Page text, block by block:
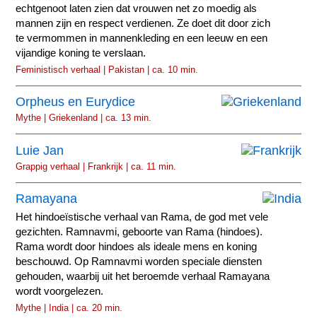
echtgenoot laten zien dat vrouwen net zo moedig als
mannen zijn en respect verdienen. Ze doet dit door zich
te vermommen in mannenkleding en een leeuw en een
vijandige koning te verslaan.
Feministisch verhaal | Pakistan | ca. 10 min.
Orpheus en Eurydice
Mythe | Griekenland | ca. 13 min.
Luie Jan
Grappig verhaal | Frankrijk | ca. 11 min.
Ramayana
Het hindoeïstische verhaal van Rama, de god met vele
gezichten. Ramnavmi, geboorte van Rama (hindoes).
Rama wordt door hindoes als ideale mens en koning
beschouwd. Op Ramnavmi worden speciale diensten
gehouden, waarbij uit het beroemde verhaal Ramayana
wordt voorgelezen.
Mythe | India | ca. 20 min.